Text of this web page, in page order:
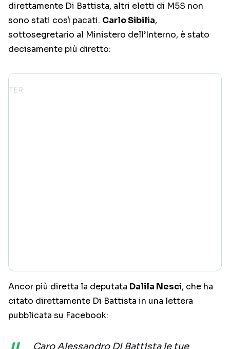
direttamente Di Battista, altri eletti di M5S non
sono stati così pacati. Carlo Sibilia,
sottosegretario al Ministero dell’Interno, è stato
decisamente più diretto:
Ancor più diretta la deputata Dalila Nesci, che ha
citato direttamente Di Battista in una lettera
pubblicata su Facebook:
Caro Alessandro Di Battista le tue